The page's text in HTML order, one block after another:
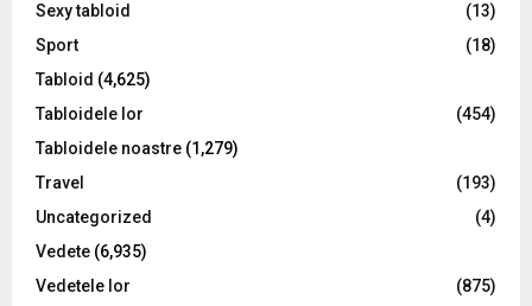
Sexy tabloid
(13)
Sport
(18)
Tabloid (4,625)
Tabloidele lor
(454)
Tabloidele noastre (1,279)
Travel
(193)
Uncategorized
(4)
Vedete (6,935)
Vedetele lor
(875)